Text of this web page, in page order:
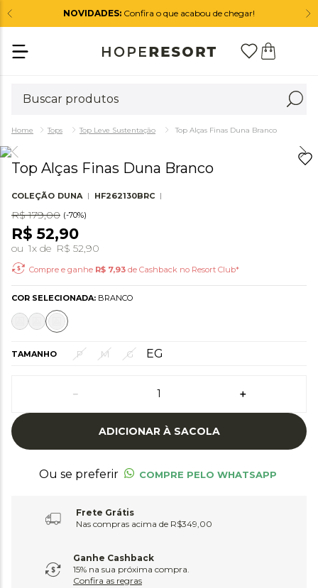
NOVIDADES: Confira o que acabou de chegar!
Tops Top Leve Sustentação Top Alças Finas Duna Branco
Top Alças Finas Duna Branco
COLEÇÃO DUNA HF262130BRC
R$ 179,00 (-70%)
R$ 52,90
ou 1x de R$ 52,90
Compre e ganhe R$ 7,93 de Cashback no Resort Club*
COR SELECIONADA: BRANCO
TAMANHO EG
G
M
P
＋
－
ADICIONAR À SACOLA
Ou se preferir COMPRE PELO WHATSAPP
Frete Grátis
Nas compras acima de R$349,00
Ganhe Cashback
15% na sua próxima compra.
Confira as regras